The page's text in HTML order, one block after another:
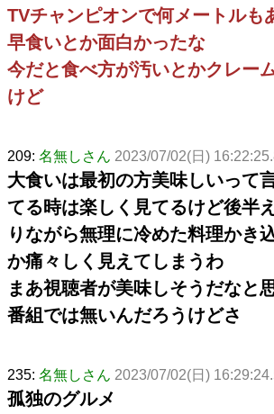
TVチャンピオンで何メートルも
早食いとか面白かったな
今だと食べ方が汚いとかクレー
けど
209: 名無しさん 2023/07/02(日)
大食いは最初の方美味しいって
てる時は楽しく見てるけど後半
りながら無理に冷めた料理かき
か痛々しく見えてしまうわ
まあ視聴者が美味しそうだなと
番組では無いんだろうけどさ
235: 名無しさん 2023/07/02(日)
孤独のグルメ